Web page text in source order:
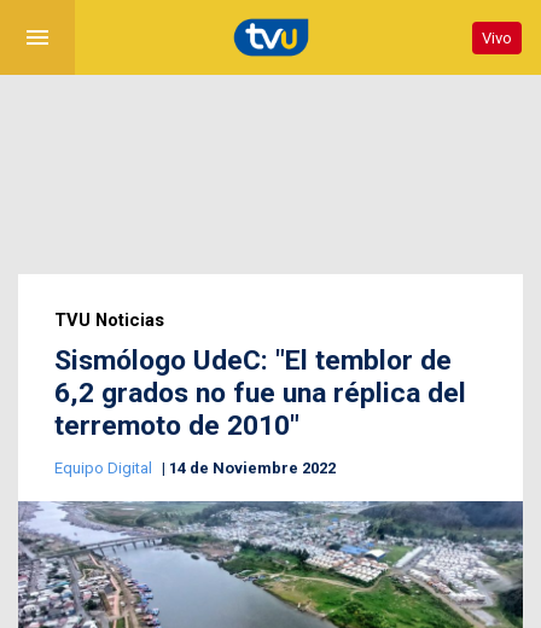
menu Vivo
TVU Noticias
Sismólogo UdeC: "El temblor de
6,2 grados no fue una réplica del
terremoto de 2010"
Equipo Digital 14 de Noviembre 2022